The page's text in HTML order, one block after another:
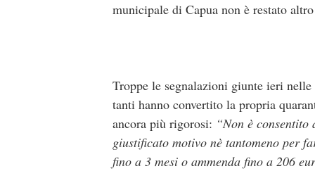
municipale di Capua non è restato
Troppe le segnalazioni giunte ieri
tanti hanno convertito la propria
ancora più rigorosi: “Non è
giustificato motivo nè tantomeno per
fino a 3 mesi o ammenda fino a 206